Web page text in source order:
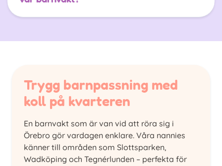
Trygg barnpassning med
koll på kvarteren
En barnvakt som är van vid att röra sig i
Örebro gör vardagen enklare. Våra nannies
känner till områden som Slottsparken,
Wadköping och Tegnérlunden – perfekta för